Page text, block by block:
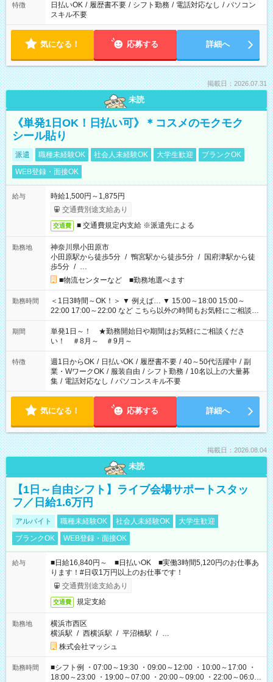
特徴 日払いOK / 履歴書不要 / シフト勤務 / 電話対応なし / パソコン
スキル不要
気になる！ 応募する 詳細へ
掲載日：2026.07.31
未読
《単発1日OK！日払い可》＊コスメのモクモク
シール貼り
派遣 職種未経験OK 社会人未経験OK 大学生歓迎
ブランクOK
WEB登録・面接OK
給与
時給1,500円～1,875円
交通費別途支給あり
交通費 ■ 交通費規定内支給 ※派遣先による
勤務地
神奈川県小田原市
小田原駅から徒歩5分 / 鴨宮駅から徒歩5分 / 国府津駅から徒
歩5分 / …
■物流センターなど ■勤務地選べます
勤務時間
＜1日3時間～OK！＞ ▼ 例えば… ▼ 15:00～18:00 15:00～
22:00 17:00～22:00 など こちら以外の時間もお気軽にご相談く
ださい！
期間
単発1日～！ ★勤務開始日や期間はお気軽にご相談くださ
い！ ＃8月～ ＃9月～
特徴 週1日からOK / 日払いOK / 履歴書不要 / 40～50代活躍中 / 副
業・WワークOK / 服装自由 / シフト勤務 / 10名以上の大量募
集 / 電話対応なし / パソコンスキル不要
気になる！ 応募する 詳細へ
掲載日：2026.08.04
未読
【1日～自由シフト】ライブ会場サポートスタッ
フ／日給1.6万円
アルバイト 職種未経験OK 社会人未経験OK
大学生歓迎
ブランクOK
WEB登録・面接OK
給与
■日給16,840円～ ■日払いOK ■実働3時間5,120円のお仕事あ
ります！#日収1万円以上のお仕事です！
交通費別途支給あり
交通費 規定支給
勤務地
横浜市西区
横浜駅 / 西横浜駅 / 平沼橋駅 / …
株式会社マッシュ
勤務時間
■シフト例 ・07:00～19:30 ・09:00～12:00 ・10:00～17:00 ・
18:00～23:00 ・19:00～07:00 ・20:00～09:00 ・22:00～06:00